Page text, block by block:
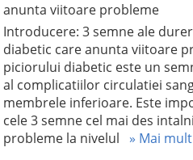
Introducere: 3 semne ale
diabetic care anunta viitoare
piciorului diabetic este un
al complicatiilor circulatiei
membrele inferioare. Este
cele 3 semne cel mai des
probleme la nivelul » Mai mult